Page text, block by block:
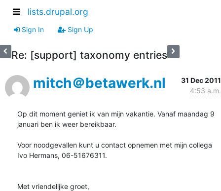
lists.drupal.org
Sign In Sign Up
Re: [support] taxonomy entries
mitch＠betawerk.nl
31 Dec 2011
4:53 a.m.
Op dit moment geniet ik van mijn vakantie. Vanaf maandag 9
januari ben ik weer bereikbaar.
Voor noodgevallen kunt u contact opnemen met mijn collega
Ivo Hermans, 06-51676311.
Met vriendelijke groet,